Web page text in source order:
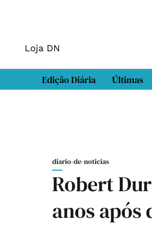
Loja DN
Edição Diária Últimas
diario-de-noticias
Robert
anos